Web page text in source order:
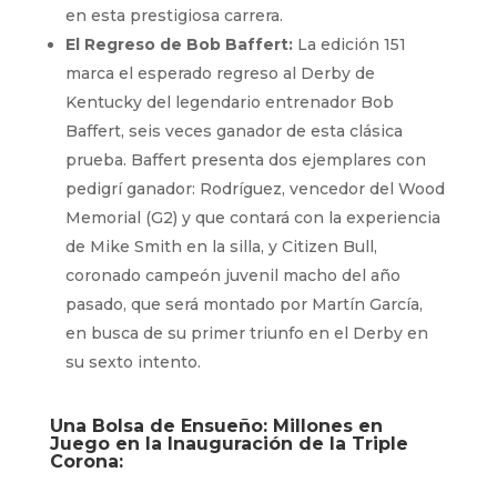
en esta prestigiosa carrera.
El Regreso de Bob Baffert:La edición 151
marca el esperado regreso al Derby de
Kentucky del legendario entrenador Bob
Baffert, seis veces ganador de esta clásica
prueba. Baffert presenta dos ejemplares con
pedigrí ganador: Rodríguez, vencedor del Wood
Memorial (G2) y que contará con la experiencia
de Mike Smith en la silla, y Citizen Bull,
coronado campeón juvenil macho del año
pasado, que será montado por Martín García,
en busca de su primer triunfo en el Derby en
su sexto intento.
Una Bolsa de Ensueño: Millones en
Juego en la Inauguración de la Triple
Corona: